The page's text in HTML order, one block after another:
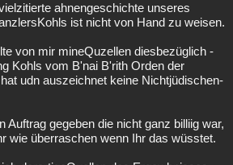
ahnengeschichte unseres
ist nicht von Hand zu weisen.
von mir mineQuzellen diesbezüglich -
Kohls vom B'nai B'rith Orden der
udn auszeichnet keine Nichtjüdischen-
Auftrag gegeben die nicht ganz billiig war,
wie überraschen wenn Ihr das wüsstet.